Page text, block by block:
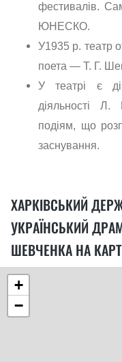
фестивалів.
ЮНЕСКО.
У1935 р. театр
поета — Т. Г.
У театрі є
діяльності Л.
подіям, що
заснування.
ХАРКІВСЬКИЙ
УКРАЇНСЬКИЙ
ШЕВЧЕНКА НА
+
−